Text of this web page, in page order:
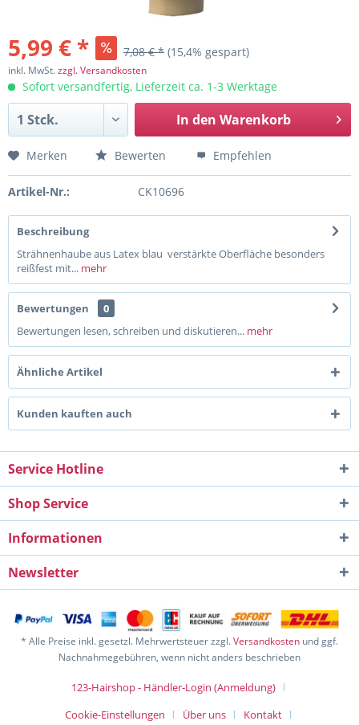
5,99 € * 7,08 € * (15,4% gespart)
inkl. MwSt.zzgl. Versandkosten
Sofort versandfertig, Lieferzeit ca. 1-3 Werktage
In den Warenkorb
Merken Bewerten Empfehlen
Artikel-Nr.: CK10696
Beschreibung
Strähnenhaube aus Latex blau verstärkte Oberfläche besonders
reißfest mit... mehr
Bewertungen
0
Bewertungen lesen, schreiben und diskutieren... mehr
Ähnliche Artikel
Kunden kauften auch
Service Hotline
Shop Service
Informationen
Newsletter
* Alle Preise inkl. gesetzl. Mehrwertsteuer zzgl.Versandkosten und ggf.
Nachnahmegebühren, wenn nicht anders beschrieben
123-Hairshop - Händler-Login (Anmeldung)
Cookie-Einstellungen
Über uns Kontakt